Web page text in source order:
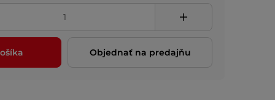
Objednať na predajňu